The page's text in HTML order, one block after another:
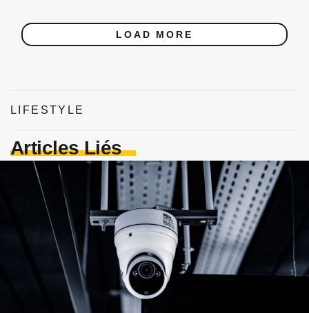
LOAD MORE
LIFESTYLE
Articles Liés